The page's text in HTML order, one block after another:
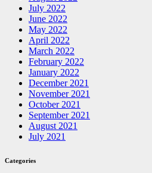
July 2022
June 2022
May 2022
April 2022
March 2022
February 2022
January 2022
December 2021
November 2021
October 2021
September 2021
August 2021
July 2021
Categories